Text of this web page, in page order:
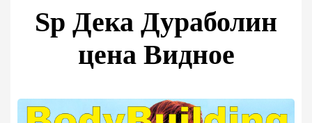
Sp Дека Дураболин
цена Видное